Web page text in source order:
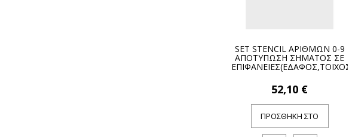
SET STENCIL ΑΡΙΘΜΩΝ 0-9
ΑΠΟΤΥΠΩΣΗ ΣΗΜΑΤΟΣ ΣΕ
ΕΠΙΦΑΝΕΙΕΣ(ΕΔΑΦΟΣ,ΤΟΙΧΟΣ)
52,10 €
ΠΡΟΣΘΉΚΗ ΣΤΟ